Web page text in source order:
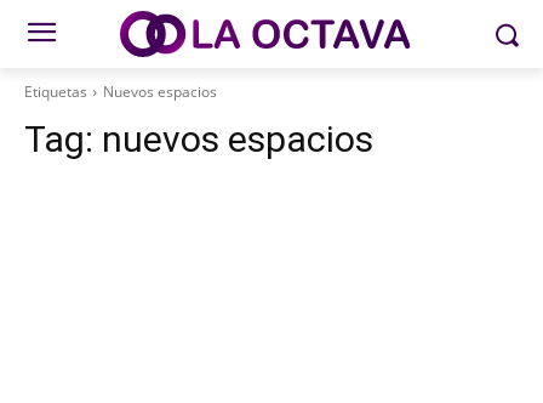
Etiquetas Nuevos espacios
Tag: nuevos espacios